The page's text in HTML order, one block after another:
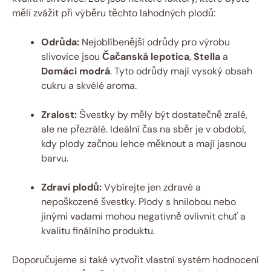
měli zvážit při výběru těchto lahodných plodů:
Odrůda: Nejoblíbenější odrůdy pro výrobu
slivovice jsou Čačanská lepotica,Stellaa
Domáci modrá. Tyto odrůdy mají vysoký obsah
cukru a skvélé aroma.
Zralost: Švestky by měly být dostatečně zralé,
ale ne přezrálé. Ideální čas na sběr je v období,
kdy plody začnou lehce měknout a mají jasnou
barvu.
Zdraví plodů:Vybírejte jen zdravé a
nepoškozené švestky. Plody s hnilobou nebo
jinými vadami mohou negativně ovlivnit chuť a
kvalitu finálního produktu.
Doporučujeme si také vytvořit vlastní systém hodnocení